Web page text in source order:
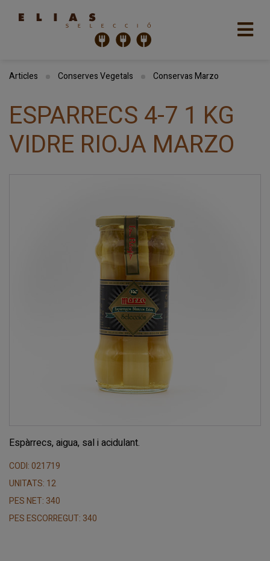
Articles Conserves Vegetals Conservas Marzo
ESPARRECS 4-7 1 KG
VIDRE RIOJA MARZO
Espàrrecs, aigua, sal i acidulant.
CODI: 021719
UNITATS: 12
PES NET: 340
PES ESCORREGUT: 340